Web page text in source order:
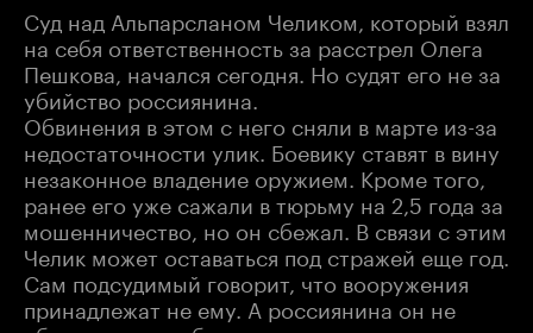
Суд над Альпарсланом Челиком, который взял
на себя ответственность за расстрел Олега
Пешкова, начался сегодня. Но судят его не за
убийство россиянина.
Обвинения в этом с него сняли в марте из-за
недостаточности улик. Боевику ставят в вину
незаконное владение оружием. Кроме того,
ранее его уже сажали в тюрьму на 2,5 года за
мошенничество, но он сбежал. В связи с этим
Челик может оставаться под стражей еще год.
Сам подсудимый говорит, что вооружения
принадлежат не ему. А россиянина он не